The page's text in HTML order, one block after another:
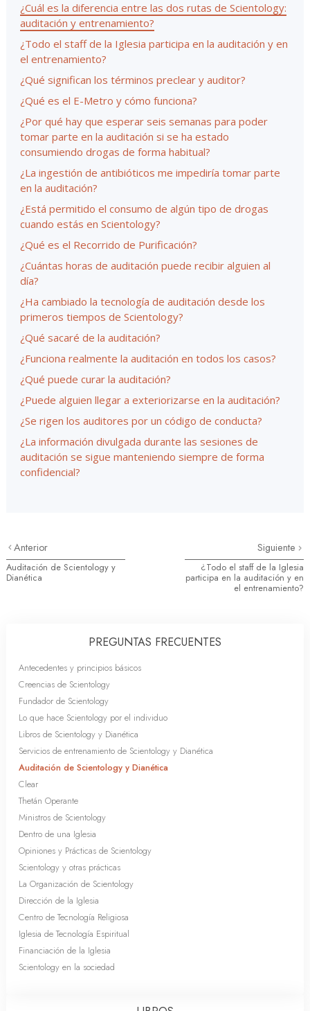
¿Cuál es la diferencia entre las dos rutas de Scientology:
auditación y entrenamiento?
¿Todo el staff de la Iglesia participa en la auditación y en
el entrenamiento?
¿Qué significan los términos preclear y auditor?
¿Qué es el E-Metro y cómo funciona?
¿Por qué hay que esperar seis semanas para poder
tomar parte en la auditación si se ha estado
consumiendo drogas de forma habitual?
¿La ingestión de antibióticos me impediría tomar parte
en la auditación?
¿Está permitido el consumo de algún tipo de drogas
cuando estás en Scientology?
¿Qué es el Recorrido de Purificación?
¿Cuántas horas de auditación puede recibir alguien al
día?
¿Ha cambiado la tecnología de auditación desde los
primeros tiempos de Scientology?
¿Qué sacaré de la auditación?
¿Funciona realmente la auditación en todos los casos?
¿Qué puede curar la auditación?
¿Puede alguien llegar a exteriorizarse en la auditación?
¿Se rigen los auditores por un código de conducta?
¿La información divulgada durante las sesiones de
auditación se sigue manteniendo siempre de forma
confidencial?
Anterior
Auditación de Scientology y
Dianética
Siguiente
¿Todo el staff de la Iglesia
participa en la auditación y en
el entrenamiento?
PREGUNTAS FRECUENTES
Antecedentes y principios básicos
Creencias de Scientology
Fundador de Scientology
Lo que hace Scientology por el individuo
Libros de Scientology y Dianética
Servicios de entrenamiento de Scientology y Dianética
Auditación de Scientology y Dianética
Clear
Thetán Operante
Ministros de Scientology
Dentro de una Iglesia
Opiniones y Prácticas de Scientology
Scientology y otras prácticas
La Organización de Scientology
Dirección de la Iglesia
Centro de Tecnología Religiosa
Iglesia de Tecnología Espiritual
Financiación de la Iglesia
Scientology en la sociedad